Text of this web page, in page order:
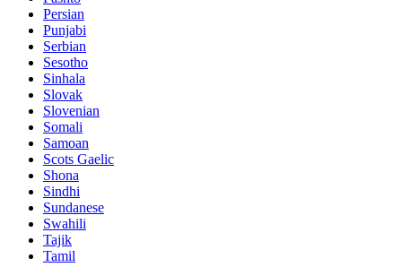
Persian
Punjabi
Serbian
Sesotho
Sinhala
Slovak
Slovenian
Somali
Samoan
Scots Gaelic
Shona
Sindhi
Sundanese
Swahili
Tajik
Tamil